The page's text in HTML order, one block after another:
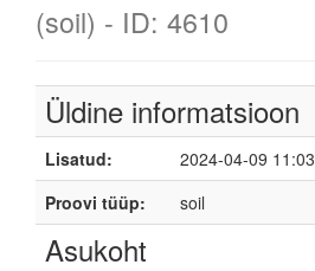
(soil) - ID: 4610
Üldine informatsioon
Lisatud:
2024-04-09 11:03
Proovi tüüp:
soil
Asukoht